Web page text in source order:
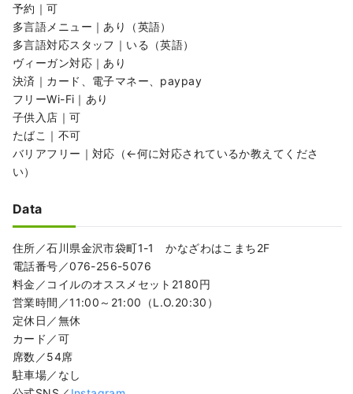
予約｜可
多言語メニュー｜あり（英語）
多言語対応スタッフ｜いる（英語）
ヴィーガン対応｜あり
決済｜カード、電子マネー、paypay
フリーWi-Fi｜あり
子供入店｜可
たばこ｜不可
バリアフリー｜対応（←何に対応されているか教えてくださ
い）
Data
住所／石川県金沢市袋町1-1 かなざわはこまち2F
電話番号／076-256-5076
料金／コイルのオススメセット2180円
営業時間／11:00～21:00（L.O.20:30）
定休日／無休
カード／可
席数／54席
駐車場／なし